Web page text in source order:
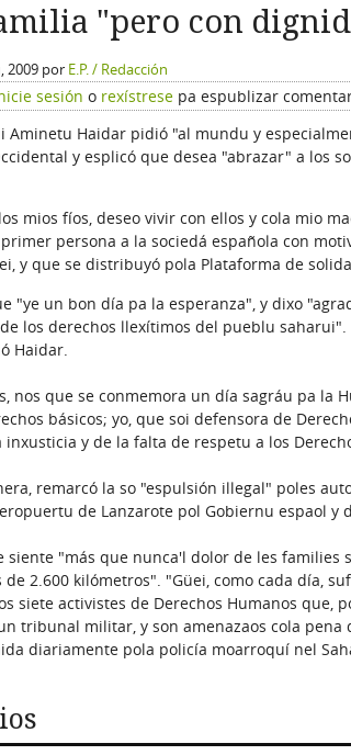
"pero con
2009 por E.P. / Redacción
sesión o rexístrese pa espublizar
Aminetu Haidar pidió "al mundu y
y esplicó que desea "abrazar" a los
mios fíos, deseo vivir con ellos y cola mio
persona a la sociedá española con
y que se distribuyó pola Plataforma de
"ye un bon día pa la esperanza", y dixo
los derechos llexítimos del pueblu
Haidar.
nos que se conmemora un día sagráu pa la
básicos; yo, que soi defensora de
y de la falta de respetu a los
remarcó la so "espulsión illegal" poles
de Lanzarote pol Gobiernu espaol y
siente "más que nunca'l dolor de les
2.600 kilómetros". "Güei, como cada día,
siete activistes de Derechos Humanos
tribunal militar, y son amenazaos cola pena
diariamente pola policía moarroquí nel